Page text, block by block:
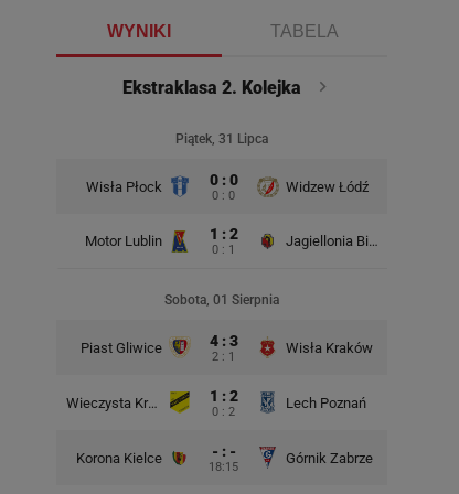
WYNIKI TABELA
Ekstraklasa 2. Kolejka
Piątek, 31 Lipca
Wisła Płock 0 : 0
0 : 0
Widzew Łódź
Motor Lublin 1 : 2
0 : 1
Jagiellonia Białystok
Sobota, 01 Sierpnia
Piast Gliwice 4 : 3
2 : 1
Wisła Kraków
Wieczysta Kraków 1 : 2
0 : 2
Lech Poznań
Korona Kielce - : -
18:15
Górnik Zabrze